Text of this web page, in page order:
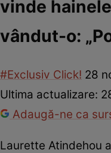
vinde
vândut-o:
#Exclusiv Click! 28
Ultima actualizare:
Adaugă-ne ca
Laurette Atindehou